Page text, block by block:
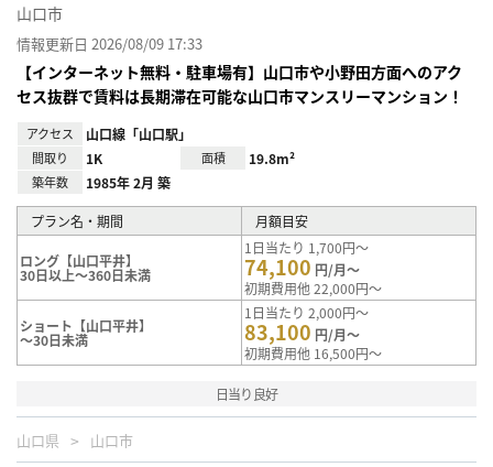
山口市
情報更新日 2026/08/09 17:33
【インターネット無料・駐車場有】山口市や小野田方面へのアク
セス抜群で賃料は長期滞在可能な山口市マンスリーマンション！
アクセス 山口線「山口駅」
間取り 1K 面積 19.8m²
築年数 1985年 2月 築
プラン名・期間 月額目安
ロング【山口平井】
30日以上～360日未満
1日当たり 1,700円～
74,100 円/月～
初期費用他 22,000円～
ショート【山口平井】
～30日未満
1日当たり 2,000円～
83,100 円/月～
初期費用他 16,500円～
日当り良好
山口県 山口市